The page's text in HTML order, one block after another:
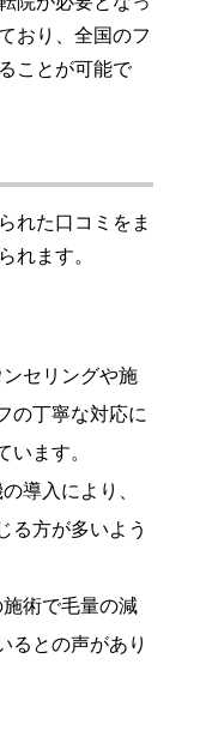
おり、全国のフ
ことが可能で
れた口コミをま
れます。
ンセリングや施
の丁寧な対応に
います。
導入により、
る方が多いよう
施術で毛量の減
るとの声があり